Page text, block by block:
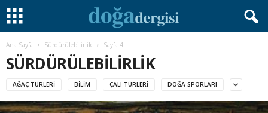
Ana Sayfa Sürdürülebilirlik Sayfa 4
SÜRDÜRÜLEBILIRLIK
AĞAÇ TÜRLERI BILIM ÇALI TÜRLERI DOĞA SPORLARI